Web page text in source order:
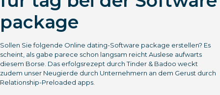
package
Sollen Sie folgende Online dating-Software package erstellen? Es
scheint, als gabe parece schon langsam reicht Auslese aufwarts
diesem Borse. Das erfolgsrezept durch Tinder & Badoo weckt
zudem unser Neugierde durch Unternehmern an dem Gerust durch
Relationship-Preloaded apps.